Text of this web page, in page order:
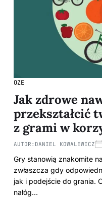
OZE
Jak zdrowe
przekształcić
z grami w
AUTOR: DANIEL KOWALEWICZ
Gry stanowią znakomite
zwłaszcza gdy
jak i podejście do grania.
nałóg…